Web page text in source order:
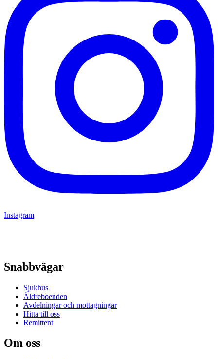
Instagram
Snabbvägar
Sjukhus
Äldreboenden
Avdelningar och mottagningar
Hitta till oss
Remittent
Om oss